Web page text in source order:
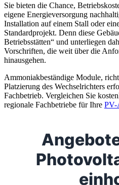
Sie bieten die Chance,
eigene Energieversorgung
Installation auf einem Stall oder
Standardprojekt. Denn diese
Betriebsstätten“ und unterliegen
Vorschriften, die weit über die
hinausgehen.
Ammoniakbeständige Module,
Platzierung des Wechselrichters
Fachbetrieb. Vergleichen Sie
regionale Fachbetriebe für Ihre PV-